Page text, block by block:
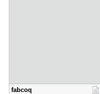
fabcoq